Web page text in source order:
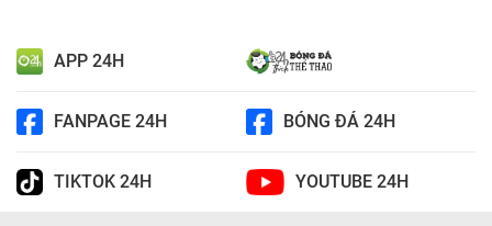
APP 24H
FANPAGE 24H BÓNG ĐÁ 24H
TIKTOK 24H YOUTUBE 24H